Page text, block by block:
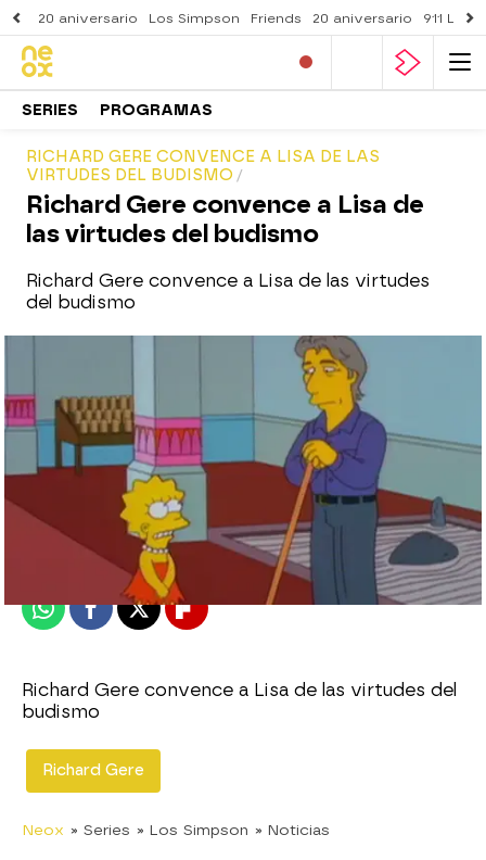
20 aniversario Los Simpson Friends 20 aniversario 911
SERIES PROGRAMAS
RICHARD GERE CONVENCE A LISA DE LAS
VIRTUDES DEL BUDISMO
Richard Gere convence a Lisa de
las virtudes del budismo
Richard Gere convence a Lisa de las virtudes
del budismo
Publicado: 21 de febrero de 2011, 16:42
WhatsappFacebook
X Flipboard
Richard Gere convence a Lisa de las virtudes del
budismo
Richard Gere
Neox » Series » Los Simpson » Noticias